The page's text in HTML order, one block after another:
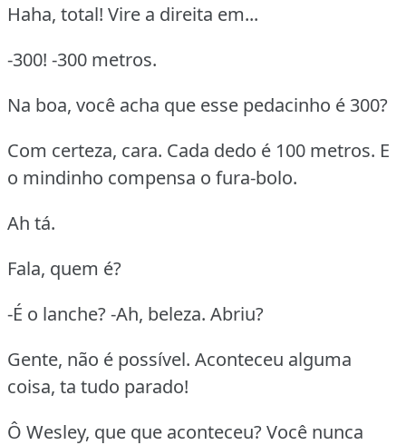
Haha, total! Vire a direita em...
-300! -300 metros.
Na boa, você acha que esse pedacinho é 300?
Com certeza, cara. Cada dedo é 100 metros. E
o mindinho compensa o fura-bolo.
Ah tá.
Fala, quem é?
-É o lanche? -Ah, beleza. Abriu?
Gente, não é possível. Aconteceu alguma
coisa, ta tudo parado!
Ô Wesley, que que aconteceu? Você nunca